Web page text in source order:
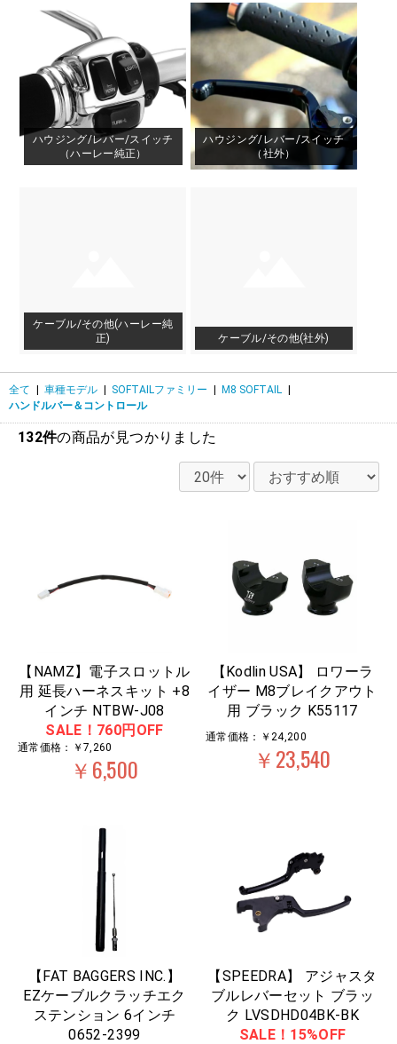
ハウジング/レバー/スイッチ
（ハーレー純正）
ハウジング/レバー/スイッチ
（社外）
ケーブル/その他(ハーレー純
正)
ケーブル/その他(社外)
全て | 車種モデル | SOFTAILファミリー | M8 SOFTAIL
|
ハンドルバー＆コントロール
132件の商品が見つかりました
【NAMZ】電子スロットル
用 延長ハーネスキット +8
インチ NTBW-J08
SALE！760円OFF
通常価格：￥7,260
￥6,500
【Kodlin USA】 ロワーラ
イザー M8ブレイクアウト
用 ブラック K55117
通常価格：￥24,200
￥23,540
【FAT BAGGERS INC.】
EZケーブルクラッチエク
ステンション 6インチ
0652-2399
【SPEEDRA】 アジャスタ
ブルレバーセット ブラッ
ク LVSDHD04BK-BK
SALE！15%OFF